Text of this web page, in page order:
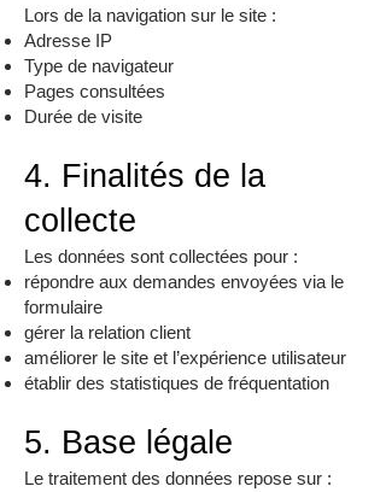
Lors de la navigation sur le site :
Adresse IP
Type de navigateur
Pages consultées
Durée de visite
4. Finalités de la
collecte
Les données sont collectées pour :
répondre aux demandes envoyées via le
formulaire
gérer la relation client
améliorer le site et l’expérience utilisateur
établir des statistiques de fréquentation
5. Base légale
Le traitement des données repose sur :